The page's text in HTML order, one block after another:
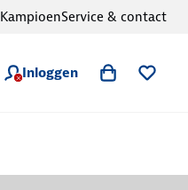
Inloggen
KampioenService & contact